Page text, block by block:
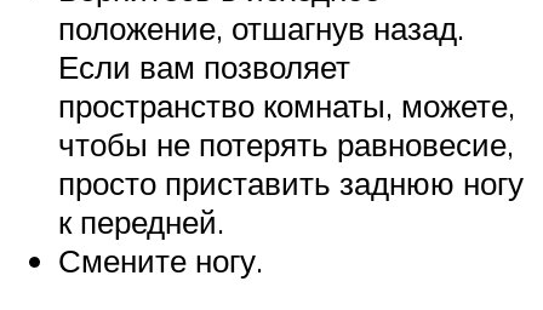
положение, отшагнув назад.
Если вам позволяет
пространство комнаты, можете,
чтобы не потерять равновесие,
просто приставить заднюю ногу
к передней.
Смените ногу.